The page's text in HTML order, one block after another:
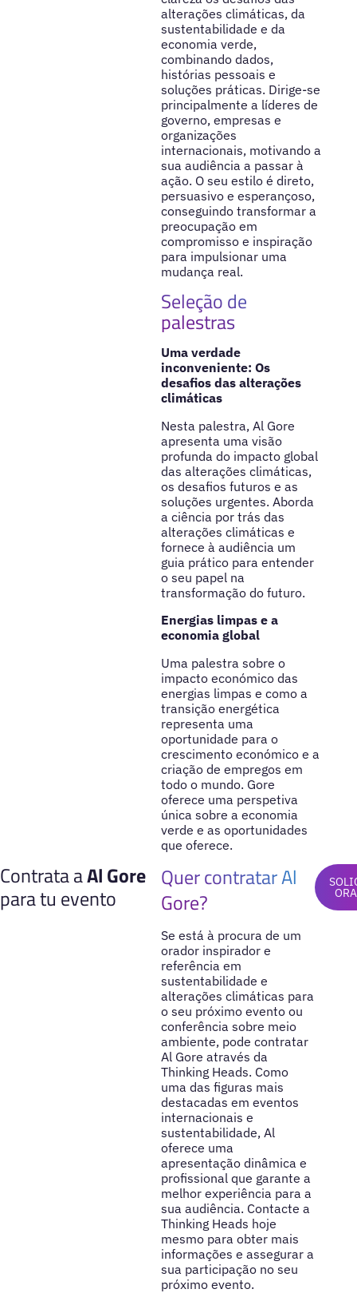
alterações climáticas, da
sustentabilidade e da
economia verde,
combinando dados,
histórias pessoais e
soluções práticas. Dirige-se
principalmente a líderes de
governo, empresas e
organizações
internacionais, motivando a
sua audiência a passar à
ação. O seu estilo é direto,
persuasivo e esperançoso,
conseguindo transformar a
preocupação em
compromisso e inspiração
para impulsionar uma
mudança real.
Seleção de
palestras
Uma verdade
inconveniente: Os
desafios das alterações
climáticas
Nesta palestra, Al Gore
apresenta uma visão
profunda do impacto global
das alterações climáticas,
os desafios futuros e as
soluções urgentes. Aborda
a ciência por trás das
alterações climáticas e
fornece à audiência um
guia prático para entender
o seu papel na
transformação do futuro.
Energias limpas e a
economia global
Uma palestra sobre o
impacto económico das
energias limpas e como a
transição energética
representa uma
oportunidade para o
crescimento económico e a
criação de empregos em
todo o mundo. Gore
oferece uma perspetiva
única sobre a economia
verde e as oportunidades
que oferece.
Contrata aAl Gore
para tu evento
Quer contratar Al
Gore?
Se está à procura de um
orador inspirador e
referência em
sustentabilidade e
alterações climáticas para
o seu próximo evento ou
conferência sobre meio
ambiente, pode contratar
Al Gore através da
Thinking Heads. Como
uma das figuras mais
destacadas em eventos
internacionais e
sustentabilidade, Al
oferece uma
apresentação dinâmica e
profissional que garante a
melhor experiência para a
sua audiência. Contacte a
Thinking Heads hoje
mesmo para obter mais
informações e assegurar a
sua participação no seu
próximo evento.